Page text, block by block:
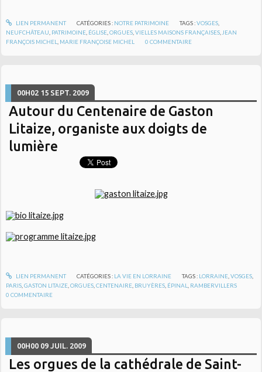
LIEN PERMANENT CATÉGORIES : NOTRE PATRIMOINE TAGS :VOSGES
NEUFCHÂTEAU PATRIMOINE ÉGLISE ,ORGUES ,VIELLES MAISONS FRANÇAISES JEAN
FRANÇOIS MICHEL
MARIE FRANÇOISE MICHEL 0 COMMENTAIRE
00H02 15 SEPT. 2009
Autour du Centenaire de Gaston
Litaize, organiste aux doigts de
lumière
LIEN PERMANENT CATÉGORIES : LA VIE EN LORRAINE TAGS : LORRAINE ,VOSGES
PARIS ,GASTON LITAIZE ,ORGUES ,CENTENAIRE BRUYÈRES ÉPINAL
RAMBERVILLERS
0 COMMENTAIRE
00H00 09 JUIL. 2009
Les orgues de la cathédrale de Saint-